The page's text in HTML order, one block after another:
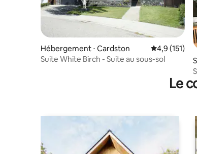
Hébergement ⋅ Cardston Évaluation
4,9 (151)
Suite White Birch - Suite au sous-sol
Le